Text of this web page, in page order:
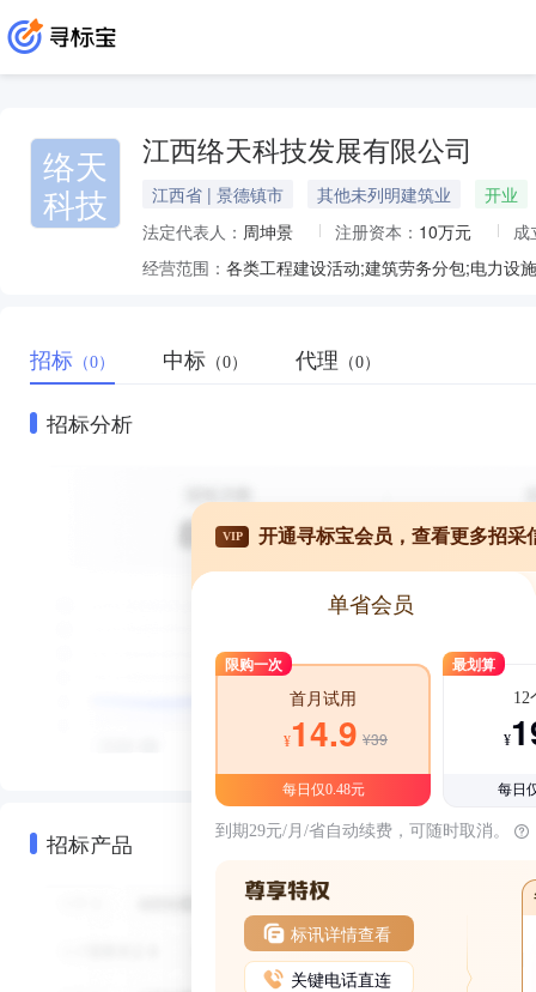
络天
科技
江西络天科技发展有限公司
江西省 | 景德镇市 其他未列明建筑业
开业
法定代表人： 周坤景 注册资本： 10万元
成
经营范围：
招标 （0） 中标 （0） 代理 （0）
招标分析
招标产品
VIP 开通寻标宝会员，查看更多招采
单省会员
限购一次
首月试用
¥14.9 ¥39
每日仅0.48元
最划算
12
¥
每日
到期29元/月/省自动续费，可随时取消。
标讯详情查看
关键电话直连